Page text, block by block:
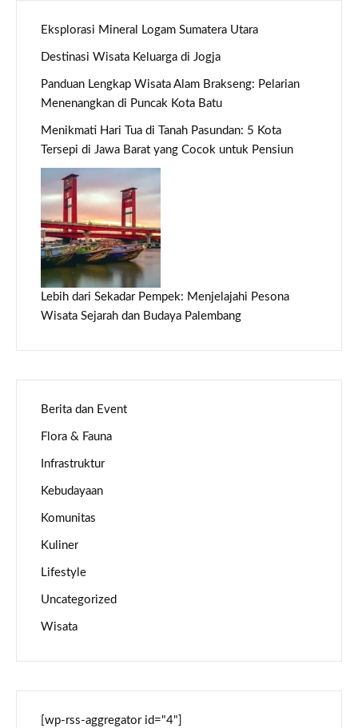
Eksplorasi Mineral Logam Sumatera Utara
Destinasi Wisata Keluarga di Jogja
Panduan Lengkap Wisata Alam Brakseng: Pelarian
Menenangkan di Puncak Kota Batu
Menikmati Hari Tua di Tanah Pasundan: 5 Kota
Tersepi di Jawa Barat yang Cocok untuk Pensiun
Lebih dari Sekadar Pempek: Menjelajahi Pesona
Wisata Sejarah dan Budaya Palembang
Berita dan Event
Flora & Fauna
Infrastruktur
Kebudayaan
Komunitas
Kuliner
Lifestyle
Uncategorized
Wisata
[wp-rss-aggregator id="4"]